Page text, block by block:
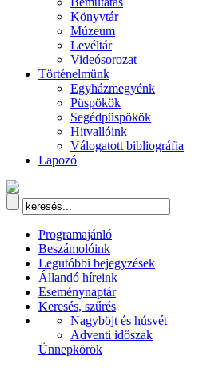
Könyvtár
Múzeum
Levéltár
Videósorozat
Történelmünk
Egyházmegyénk
Püspökök
Segédpüspökök
Hitvallóink
Válogatott bibliográfia
Lapozó
Programajánló
Beszámolóink
Legutóbbi bejegyzések
Állandó híreink
Eseménynaptár
Keresés, szűrés
Nagyböjt és húsvét
Adventi időszak
Ünnepkörök